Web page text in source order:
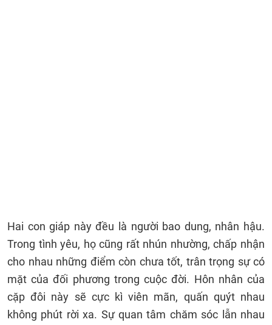
Hai con giáp này đều là người bao dung, nhân hậu.
Trong tình yêu, họ cũng rất nhún nhường, chấp nhận
cho nhau những điểm còn chưa tốt, trân trọng sự có
mặt của đối phương trong cuộc đời. Hôn nhân của
cặp đôi này sẽ cực kì viên mãn, quấn quýt nhau
không phút rời xa. Sự quan tâm chăm sóc lẫn nhau